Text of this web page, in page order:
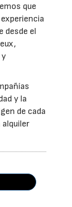
que
desde el
y la
de cada